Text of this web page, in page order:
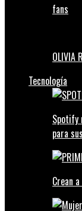
fans
OLIVIA
Tecnología
Spotify
para
Crean